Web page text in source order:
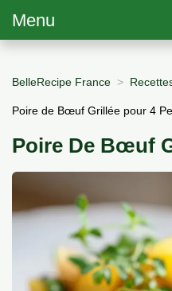
Menu
BelleRecipe France
Poire de Bœuf Grillée pour 4
Poire De Bœuf